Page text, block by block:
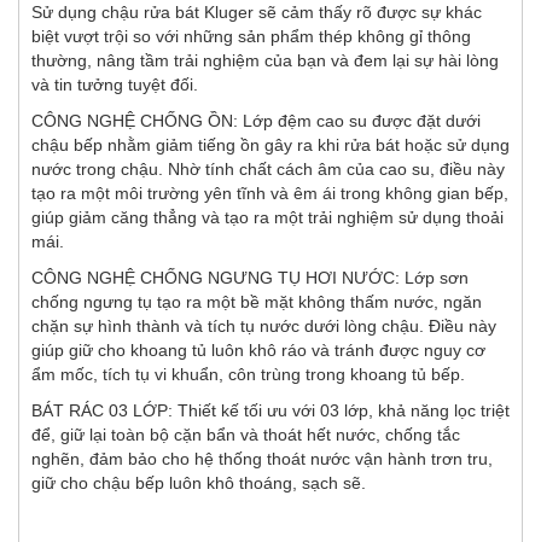
Sử dụng chậu rửa bát Kluger sẽ cảm thấy rõ được sự khác
biệt vượt trội so với những sản phẩm thép không gỉ thông
thường, nâng tầm trải nghiệm của bạn và đem lại sự hài lòng
và tin tưởng tuyệt đối.
CÔNG NGHỆ CHỐNG ỒN: Lớp đệm cao su được đặt dưới
chậu bếp nhằm giảm tiếng ồn gây ra khi rửa bát hoặc sử dụng
nước trong chậu. Nhờ tính chất cách âm của cao su, điều này
tạo ra một môi trường yên tĩnh và êm ái trong không gian bếp,
giúp giảm căng thẳng và tạo ra một trải nghiệm sử dụng thoải
mái.
CÔNG NGHỆ CHỐNG NGƯNG TỤ HƠI NƯỚC: Lớp sơn
chống ngưng tụ tạo ra một bề mặt không thấm nước, ngăn
chặn sự hình thành và tích tụ nước dưới lòng chậu. Điều này
giúp giữ cho khoang tủ luôn khô ráo và tránh được nguy cơ
ẩm mốc, tích tụ vi khuẩn, côn trùng trong khoang tủ bếp.
BÁT RÁC 03 LỚP: Thiết kế tối ưu với 03 lớp, khả năng lọc triệt
để, giữ lại toàn bộ cặn bẩn và thoát hết nước, chống tắc
nghẽn, đảm bảo cho hệ thống thoát nước vận hành trơn tru,
giữ cho chậu bếp luôn khô thoáng, sạch sẽ.